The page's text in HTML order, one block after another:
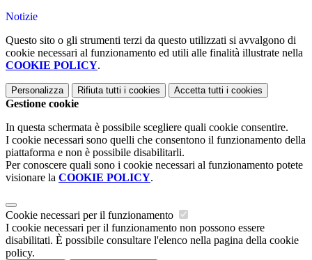
Notizie
Questo sito o gli strumenti terzi da questo utilizzati si avvalgono di
cookie necessari al funzionamento ed utili alle finalità illustrate nella
COOKIE POLICY.
Personalizza Rifiuta tutti i cookies Accetta tutti i cookies
Gestione cookie
In questa schermata è possibile scegliere quali cookie consentire.
I cookie necessari sono quelli che consentono il funzionamento della
piattaforma e non è possibile disabilitarli.
Per conoscere quali sono i cookie necessari al funzionamento potete
visionare la COOKIE POLICY.
Cookie necessari per il funzionamento
I cookie necessari per il funzionamento non possono essere
disabilitati. È possibile consultare l'elenco nella pagina della cookie
policy.